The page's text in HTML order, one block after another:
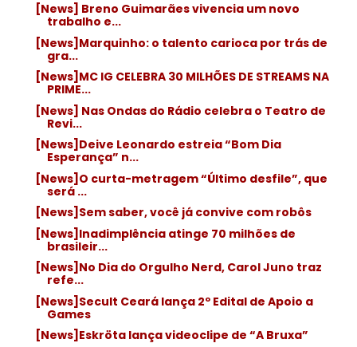
[News] Breno Guimarães vivencia um novo
trabalho e...
[News]Marquinho: o talento carioca por trás de
gra...
[News]MC IG CELEBRA 30 MILHÕES DE STREAMS NA
PRIME...
[News] Nas Ondas do Rádio celebra o Teatro de
Revi...
[News]Deive Leonardo estreia “Bom Dia
Esperança” n...
[News]O curta-metragem “Último desfile”, que
será ...
[News]Sem saber, você já convive com robôs
[News]Inadimplência atinge 70 milhões de
brasileir...
[News]No Dia do Orgulho Nerd, Carol Juno traz
refe...
[News]Secult Ceará lança 2º Edital de Apoio a
Games
[News]Eskröta lança videoclipe de “A Bruxa”